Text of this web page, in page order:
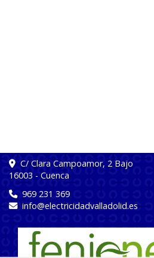
C/ Clara Campoamor, 2 Bajo
16003 - Cuenca
969 231 369
info
electricidadvalladolid.es